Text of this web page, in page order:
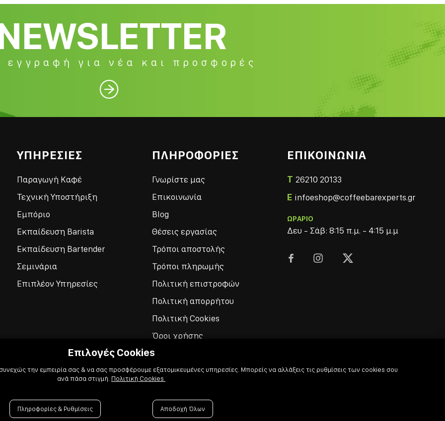
εγγραφή για νέα και προσφορές

ΥΠΗΡΕΣΙΕΣ
Παραγωγή Καφέ
Τεχνική Υποστήριξη
Εμπόριο
Εκπαίδευση Barista
Εκπαίδευση Bartender
Σεμινάρια
Επιπλέον Υπηρεσίες
ΠΛΗΡΟΦΟΡΙΕΣ
Γνωρίστε μας
Επικοινωνία
Blog
Θέσεις εργασίας
Τρόποι αποστολής
Τρόποι πληρωμής
Πολιτική επιστροφών
Πολιτική απορρήτου
Πολιτική Cookies
Όροι χρήσης
ΕΠΙΚΟΙΝΩΝΙΑ
T 26210 20133
E infoeshop@coffeebarexperts.gr
ΩΡΑΡΙΟ
Δευ - Σάβ: 8:15 π.μ. - 4:15 μ.μ
  
Επιλογές Cookies
την εμπειρία σας & να σας προσφέρουμε εξατομικευμένες υπηρεσίες. Μπορείς να αλλάξεις τις ρυθμίσεις των cookies σου
ανά πάσα στιγμή. Πολιτική Cookies
Πληροφορίες & Ρυθμίσεις Αποδοχή Όλων